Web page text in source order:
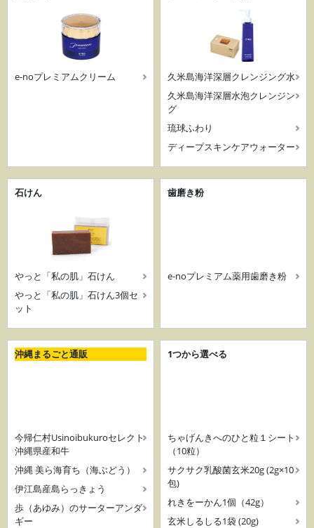
e-noプレミアムクリーム
久米島海洋深層クレンジング水
久米島海洋深層水泡クレンジン
グ
琉球ふわり
ディープスキンケアウォーター
石けん
やっと「私の肌」石けん
やっと「私の肌」石けん3個セ
ット
歯磨き粉
e-noプレミアム薬用歯磨き粉
沖縄まるごと通販
今帰仁村Usinoibukuroセレクト
沖縄県産和牛
沖縄 美ら海育ち（海ぶどう）
伊江島産島らっきょう
歩（あゆみ）のサーターアンダ
ギー
1つから選べる
ちゃげんきへのひと粒１シート
（10粒）
サクサク乳酸菌玄米20g (2g×10
包)
れきをーかん1個（42g）
玄米しるしる1袋 (20g)